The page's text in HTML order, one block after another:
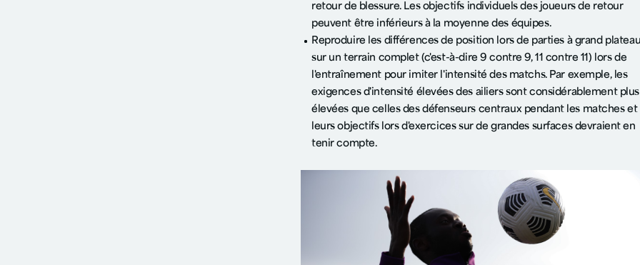
retour de blessure. Les objectifs individuels des joueurs de retour
peuvent être inférieurs à la moyenne des équipes.
Reproduire les différences de position lors de parties à grand
sur un terrain complet (c'est-à-dire 9 contre 9, 11 contre 11) lors de
l'entraînement pour imiter l'intensité des matchs. Par exemple, les
exigences d'intensité élevées des ailiers sont considérablement plus
élevées que celles des défenseurs centraux pendant les matches et
leurs objectifs lors d'exercices sur de grandes surfaces devraient en
tenir compte.